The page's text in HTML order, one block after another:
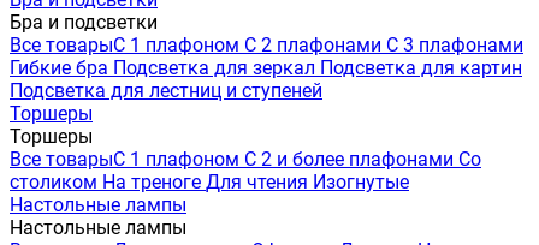
Бра и подсветки
Все товарыС 1 плафоном С 2 плафонами С 3 плафонами
Гибкие бра Подсветка для зеркал Подсветка для картин
Подсветка для лестниц и ступеней
Торшеры
Торшеры
Все товарыС 1 плафоном С 2 и более плафонами Со
столиком На треноге Для чтения Изогнутые
Настольные лампы
Настольные лампы